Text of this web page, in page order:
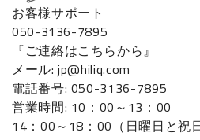
お客様サポート
050-3136-7895
『ご連絡はこちらから』
メール: jp@hiliq.com
電話番号: 050-3136-7895
営業時間: 10：00～13：00
14：00～18：00（日曜日と祝